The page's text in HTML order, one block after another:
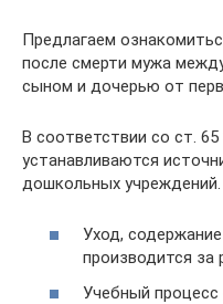
Предлагаем
после смерти мужа
сыном и дочерью от
В соответствии со ст.
устанавливаются
дошкольных учреждений.
Уход,
производится за
Учебный процесс